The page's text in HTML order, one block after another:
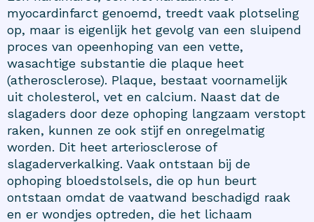
myocardinfarct genoemd, treedt vaak plotseling
op, maar is eigenlijk het gevolg van een sluipend
proces van opeenhoping van een vette,
wasachtige substantie die plaque heet
(atherosclerose). Plaque, bestaat voornamelijk
uit cholesterol, vet en calcium. Naast dat de
slagaders door deze ophoping langzaam verstopt
raken, kunnen ze ook stijf en onregelmatig
worden. Dit heet arteriosclerose of
slagaderverkalking. Vaak ontstaan bij de
ophoping bloedstolsels, die op hun beurt
ontstaan omdat de vaatwand beschadigd raak
en er wondjes optreden, die het lichaam